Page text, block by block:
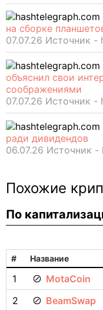
на сборке
07.07.26 Источник -
объяснил свои
соображениями
07.07.26 Источник -
ради дивидендов
06.07.26 Источник -
Похожие
По
# Название
1 MotaCoin
2
BeamSwap